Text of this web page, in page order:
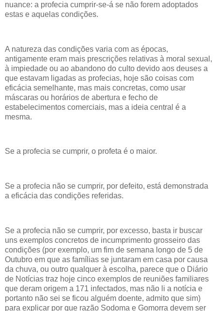
nuance: a profecia cumprir-se-á se não forem adoptados
estas e aquelas condições.
A natureza das condições varia com as épocas,
antigamente eram mais prescrições relativas à moral sexual,
à impiedade ou ao abandono do culto devido aos deuses a
que estavam ligadas as profecias, hoje são coisas com
eficácia semelhante, mas mais concretas, como usar
máscaras ou horários de abertura e fecho de
estabelecimentos comerciais, mas a ideia central é a
mesma.
Se a profecia se cumprir, o profeta é o maior.
Se a profecia não se cumprir, por defeito, está demonstrada
a eficácia das condições referidas.
Se a profecia não se cumprir, por excesso, basta ir buscar
uns exemplos concretos de incumprimento grosseiro das
condições (por exemplo, um fim de semana longo de 5 de
Outubro em que as famílias se juntaram em casa por causa
da chuva, ou outro qualquer à escolha, parece que o Diário
de Notícias traz hoje cinco exemplos de reuniões familiares
que deram origem a 171 infectados, mas não li a notícia e
portanto não sei se ficou alguém doente, admito que sim)
para explicar por que razão Sodoma e Gomorra devem ser